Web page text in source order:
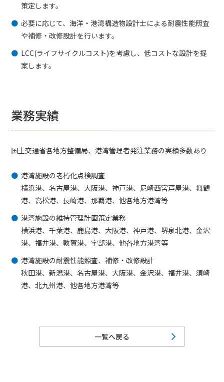
策定します。
必要に応じて、海洋・港湾構造物設計士による耐震性能照査
や補修・改修設計を行います。
LCC(ライフサイクルコスト)を考慮し、低コストな設計を提
案します。
業務実績
国土交通省各地方整備局、港湾管理者発注業務の実績多数あり
港湾施設の老朽化点検調査
横浜港、名古屋港、大阪港、神戸港、尼崎西宮芦屋港、舞鶴
港、高松港、長崎港、那覇港、他各地方港湾等
港湾施設の維持管理計画策定業務
横浜港、千葉港、鹿島港、大阪港、神戸港、堺泉北港、金沢
港、福井港、敦賀港、宇部港、他各地方港湾等
港湾施設の耐震性能照査、補修・改修設計
秋田港、新潟港、名古屋港、大阪港、金沢港、福井港、須崎
港、北九州港、他各地方港湾等
一覧へ戻る